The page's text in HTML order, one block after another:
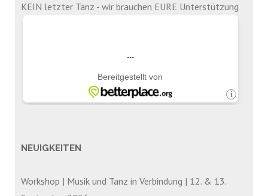
KEIN letzter Tanz - wir brauchen EURE Unterstützung
NEUIGKEITEN
Workshop | Musik und Tanz in Verbindung | 12. & 13.